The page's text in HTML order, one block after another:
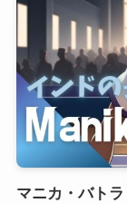
マニカ・バト